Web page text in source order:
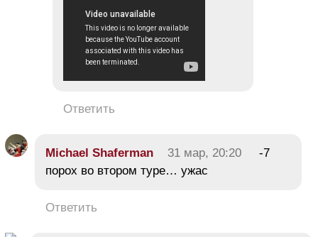
Ответить
Michael Shaferman 31 мар, 20:20
-7
порох во втором туре… ужас
Ответить